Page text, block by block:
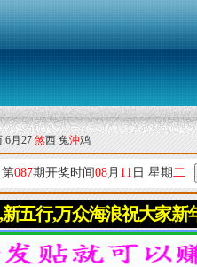
6月27 煞西 兔沖鸡